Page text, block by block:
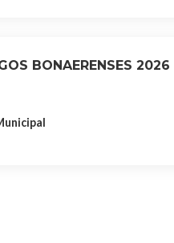
BONAERENSES 2026